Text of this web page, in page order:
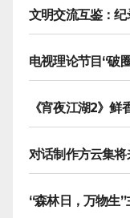
文明交流互鉴：纪
电视理论节目“破